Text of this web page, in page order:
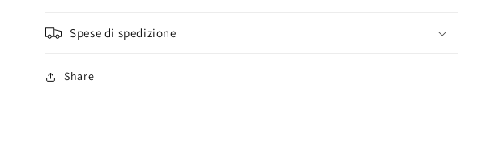
Spese di spedizione
Share